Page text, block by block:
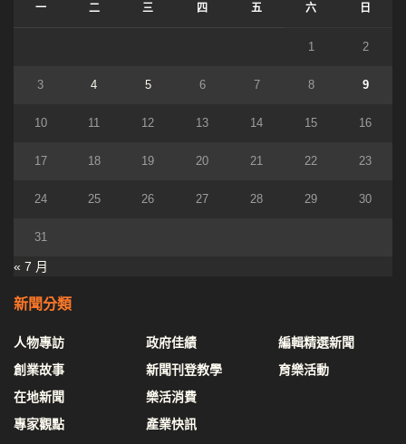
一 二 三 四 五 六 日
1 2
3 4 5 6 7 8 9
10 11 12 13 14 15 16
17 18 19 20 21 22 23
24 25 26 27 28 29 30
31
« 7 月
新聞分類
人物專訪
創業故事
在地新聞
專家觀點
政府佳績
新聞刊登教學
樂活消費
產業快訊
編輯精選新聞
育樂活動